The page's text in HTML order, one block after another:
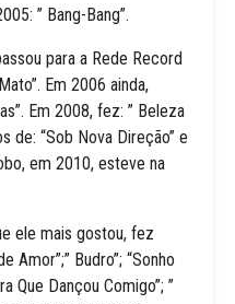
” Bang-Bang”.
para a Rede Record
Em 2006 ainda,
Em 2008, fez: ” Beleza
de: “Sob Nova Direção” e
em 2010, esteve na
ele mais gostou, fez
Amor”;” Budro”; “Sonho
Que Dançou Comigo”; ”